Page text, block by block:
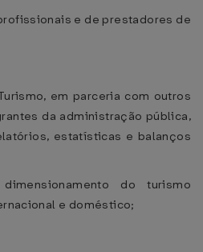
e de prestadores de
em parceria com outros
da administração pública,
estatísticas e balanços
do turismo
e doméstico;